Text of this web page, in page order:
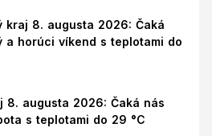
kraj 8. augusta 2026: Čaká
a horúci víkend s teplotami do
8. augusta 2026: Čaká nás
s teplotami do 29 °C